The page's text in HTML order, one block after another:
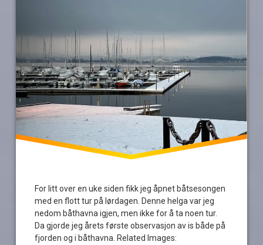
For litt over en uke siden fikk jeg åpnet båtsesongen
med en flott tur på lørdagen. Denne helga var jeg
nedom båthavna igjen, men ikke for å ta noen tur.
Da gjorde jeg årets første observasjon av is både på
fjorden og i båthavna. Related Images: